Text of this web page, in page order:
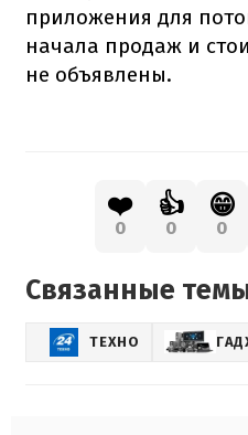
приложения для
начала продаж и
не объявлены.
❤️
0
👍
0
😁
0
Связанные
ТЕХНО